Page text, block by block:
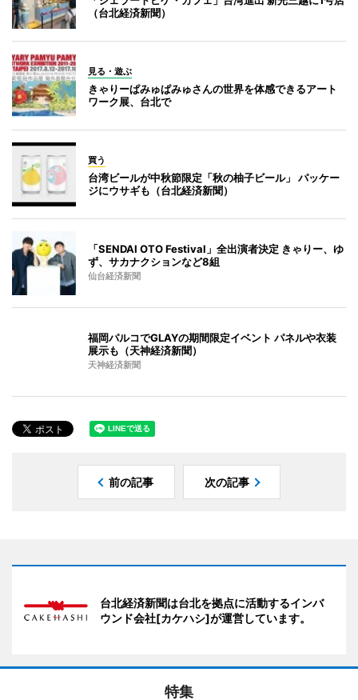
（台北経済新聞）
見る・遊ぶ
きゃりーぱみゅぱみゅさんの世界を体感できるアート
ワーク展、台北で
買う
台湾ビールが中秋節限定「秋の柚子ビール」 パッケー
ジにウサギも（台北経済新聞）
「SENDAI OTO Festival」全出演者決定 きゃりー、ゆ
ず、サカナクションなど8組
仙台経済新聞
福岡パルコでGLAYの期間限定イベント パネルや衣装
展示も（天神経済新聞）
天神経済新聞
前の記事 次の記事
台北経済新聞は台北を拠点に活動するインバ
ウンド会社[カケハシ]が運営しています。
特集